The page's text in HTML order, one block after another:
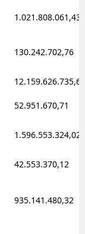
1.021.808.061,43
130.242.702,76
12.159.626.735,62
52.951.670,71
1.596.553.324,02
42.553.370,12
935.141.480,32